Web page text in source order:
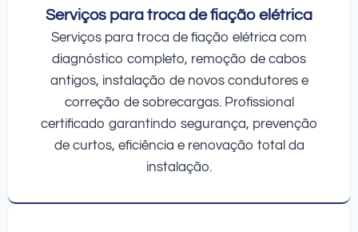
Serviços para troca de fiação elétrica
Serviços para troca de fiação elétrica com
diagnóstico completo, remoção de cabos
antigos, instalação de novos condutores e
correção de sobrecargas. Profissional
certificado garantindo segurança, prevenção
de curtos, eficiência e renovação total da
instalação.